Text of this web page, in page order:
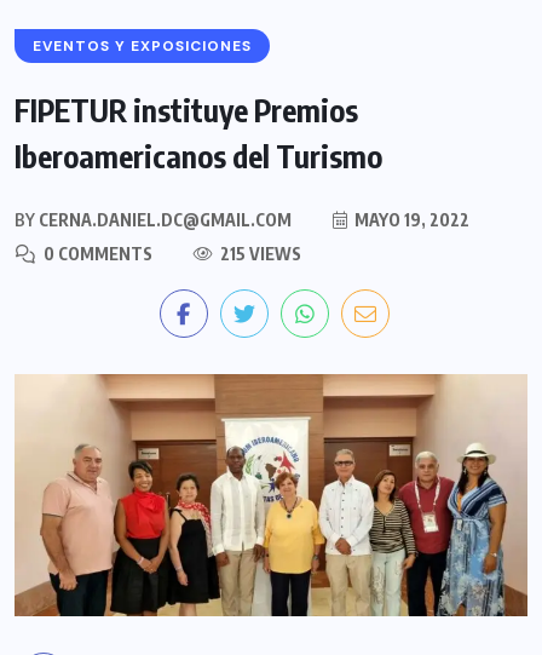
EVENTOS Y EXPOSICIONES
FIPETUR instituye Premios
Iberoamericanos del Turismo
BY CERNA.DANIEL.DC@GMAIL.COM
MAYO 19, 2022
0 COMMENTS
215 VIEWS